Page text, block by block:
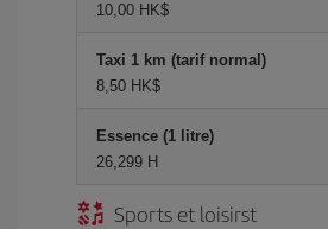
10,00 HK$
Taxi 1 km (tarif normal)
8,50 HK$
Essence (1 litre)
26,299 H
Sports et loisirst